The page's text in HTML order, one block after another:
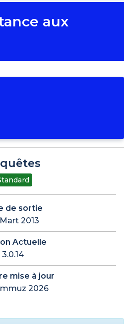
aux
de sortie
2013
Actuelle
3.0.14
mise à jour
2026